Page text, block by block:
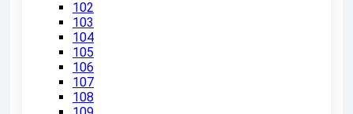
102
103
104
105
106
107
108